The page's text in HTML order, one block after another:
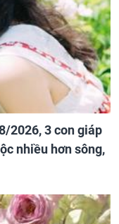
2026, 3 con giáp
nhiều hơn sông,